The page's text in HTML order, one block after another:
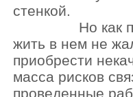
стенкой.
Но как
жить в нем не
приобрести
масса рисков
проведенные